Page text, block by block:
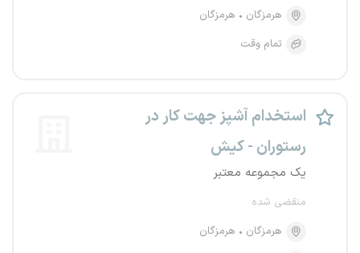
هرمزگان
هرمزگان
تمام وقت
استخدام آشپز جهت کار در
رستوران - کیش
یک مجموعه معتبر
منقضی شده
هرمزگان
هرمزگان